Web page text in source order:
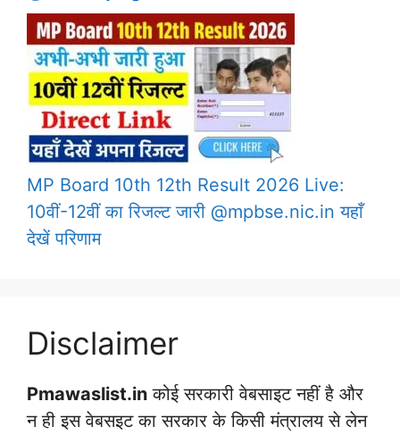
MP Board 10th 12th Result 2026 Live:
10वीं-12वीं का रिजल्ट जारी @mpbse.nic.in यहाँ
देखें परिणाम
Disclaimer
Pmawaslist.in कोई सरकारी वेबसाइट नहीं है और
न ही इस वेबसइट का सरकार के किसी मंत्रालय से लेन